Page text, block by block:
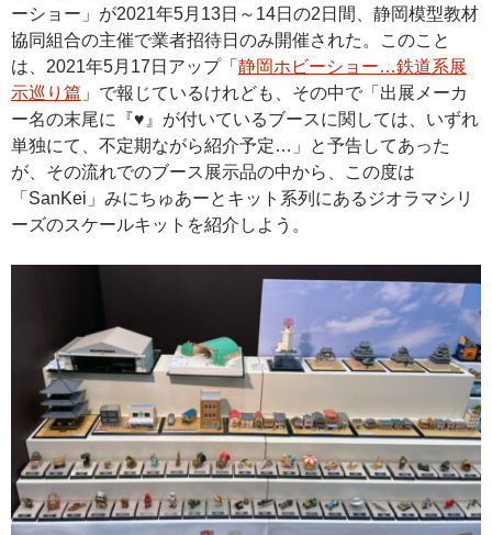
ーショー」が2021年5月13日～14日の2日間、静岡模型教材
協同組合の主催で業者招待日のみ開催された。このこと
は、2021年5月17日アップ「 静岡ホビーショー…鉄道系展
示巡り篇 」で報じているけれども、その中で「出展メーカ
ー名の末尾に『♥』が付いているブースに関しては、いずれ
単独にて、不定期ながら紹介予定…」と予告してあった
が、その流れでのブース展示品の中から、この度は
「SanKei」みにちゅあーとキット系列にあるジオラマシリ
ーズのスケールキットを紹介しよう。